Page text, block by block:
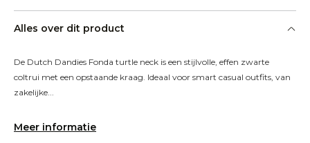
Alles over dit product
De Dutch Dandies Fonda turtle neck is een stijlvolle, effen zwarte
coltrui met een opstaande kraag. Ideaal voor smart casual outfits, van
zakelijke...
Meer informatie